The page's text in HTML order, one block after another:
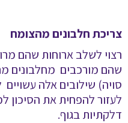
צריכת חלבונים מהצומח
רצוי לשלב ארוחות שהם
שהם מורכבים מחלבונים
סויה) שילובים אלה
לעזור להפחית את הסיכון
דלקתיות בגוף.